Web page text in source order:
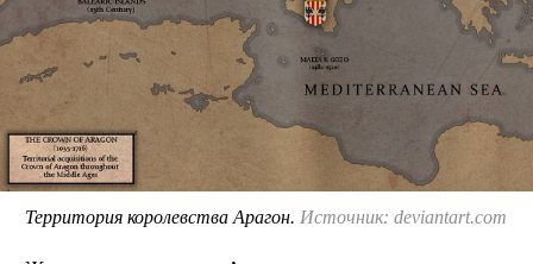
Территория королевства Арагон. Источник: deviantart.com